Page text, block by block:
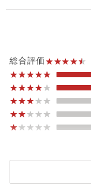
タイプ
素材
洗濯表示
原産国
総合評価
購入商品のサイズ感